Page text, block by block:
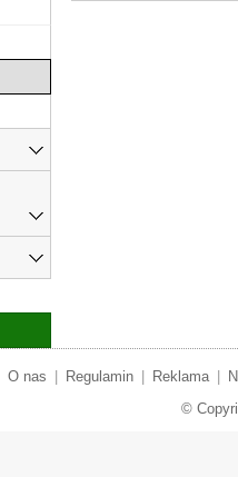
O nas Regulamin Reklama
©